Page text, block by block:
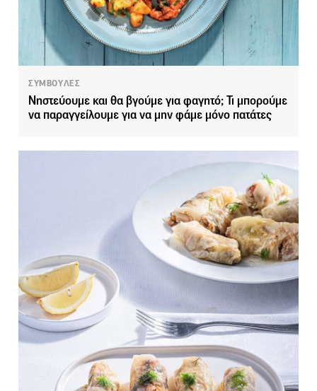
ΣΥΜΒΟΥΛΕΣ
Νηστεύουμε και θα βγούμε για φαγητό; Τι μπορούμε
να παραγγείλουμε για να μην φάμε μόνο πατάτες